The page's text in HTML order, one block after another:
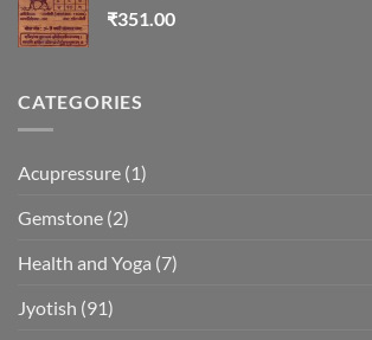
₹351.00
CATEGORIES
Acupressure (1)
Gemstone (2)
Health and Yoga (7)
Jyotish (91)